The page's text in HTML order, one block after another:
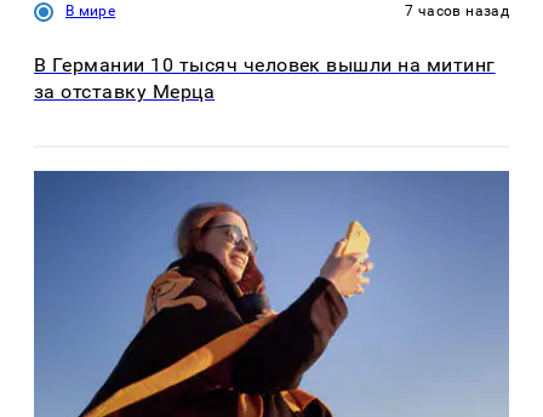
В мире 7 часов назад
В Германии 10 тысяч человек вышли на митинг
за отставку Мерца